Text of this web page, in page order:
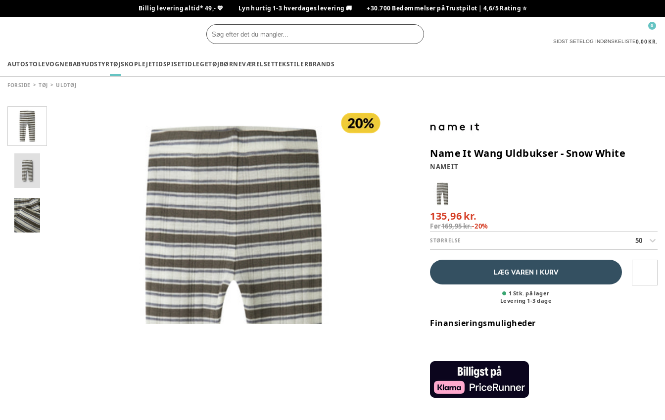
Billig levering altid* 49,- 💙 Lyn hurtig 1-3 hverdages levering 🚚 +30.700 Bedømmelser på Trustpilot | 4,6/5 Rating ⭐️
SIDST SETELOG INDØNSKELISTE0,00 KR.
0
AUTOSTOLEVOGNEBABYUDSTYRTØJSKOPLEJETIDSPISETIDLEGETØJBØRNEVÆRELSETTEKSTILERBRANDS
FORSIDE TØJ ULDTØJ
Name It Wang Uldbukser - Snow White
NAME IT
135,96 kr.
Før169,95 kr.-20%
STØRRELSE 50
LÆG VAREN I KURV
1 Stk. på lager
Levering 1-3 dage
Finansieringsmuligheder